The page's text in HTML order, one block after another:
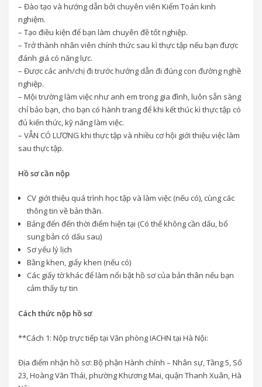
– Đào tạo và hướng dẫn bởi chuyên viên Kiểm Toán kinh
nghiệm.
– Tạo điều kiện để bạn làm chuyên đề tốt nghiệp.
– Trở thành nhân viên chính thức sau kì thực tập nếu bạn được
đánh giá có năng lực.
– Được các anh/chị đi trước hướng dẫn đi đúng con đường nghề
nghiệp.
– Mội trường làm việc như anh em trong gia đình, luôn sẵn sàng
chỉ bảo bạn, cho bạn có hành trang để khi kết thúc kì thực tập có
đủ kiến thức, kỹ năng làm việc.
– VẪN CÓ LƯƠNG khi thực tập và nhiều cơ hội giới thiệu việc làm
sau thực tập.
Hồ sơ cần nộp
CV giới thiệu quá trình học tập và làm việc (nếu có), cùng các
thông tin về bản thân.
Bảng đến đến thời điểm hiện tại (Có thể không cần dấu, bổ
sung bản có dấu sau)
Sơ yếu lý lịch
Bằng khen, giấy khen (nếu có)
Các giấy tờ khác để làm nổi bật hồ sơ của bản thân nếu bạn
cảm thấy tự tin
Cách thức nộp hồ sơ
**Cách 1: Nộp trực tiếp tại Văn phòng IACHN tại Hà Nội:
Địa điểm nhận hồ sơ: Bộ phận Hành chính – Nhân sự, Tầng 5, Số
23, Hoàng Văn Thái, phường Khương Mai, quận Thanh Xuân, Hà